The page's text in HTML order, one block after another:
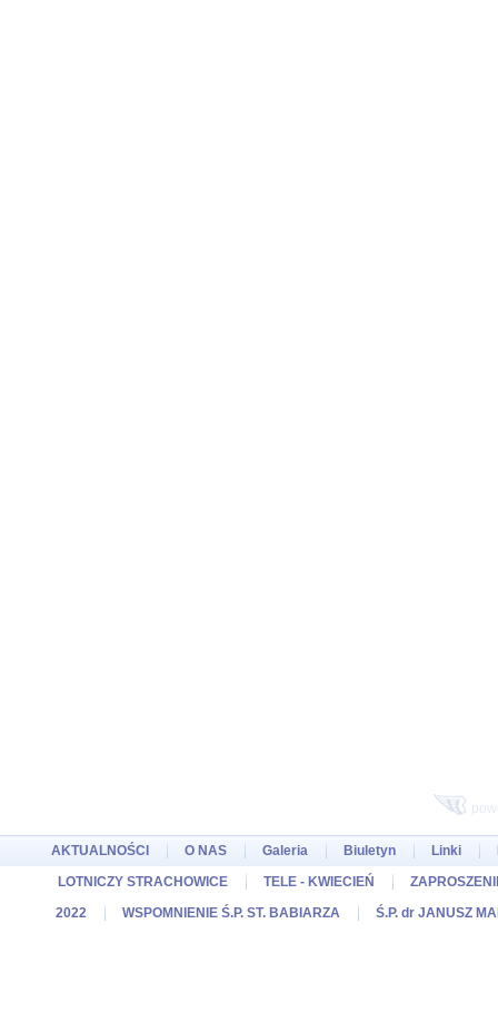
AKTUALNOŚCI O NAS Galeria Biuletyn Linki
LOTNICZY STRACHOWICE
TELE - KWIECIEŃ
2022
WSPOMNIENIE Ś.P. ST. BABIARZA Ś.P. dr JANUSZ